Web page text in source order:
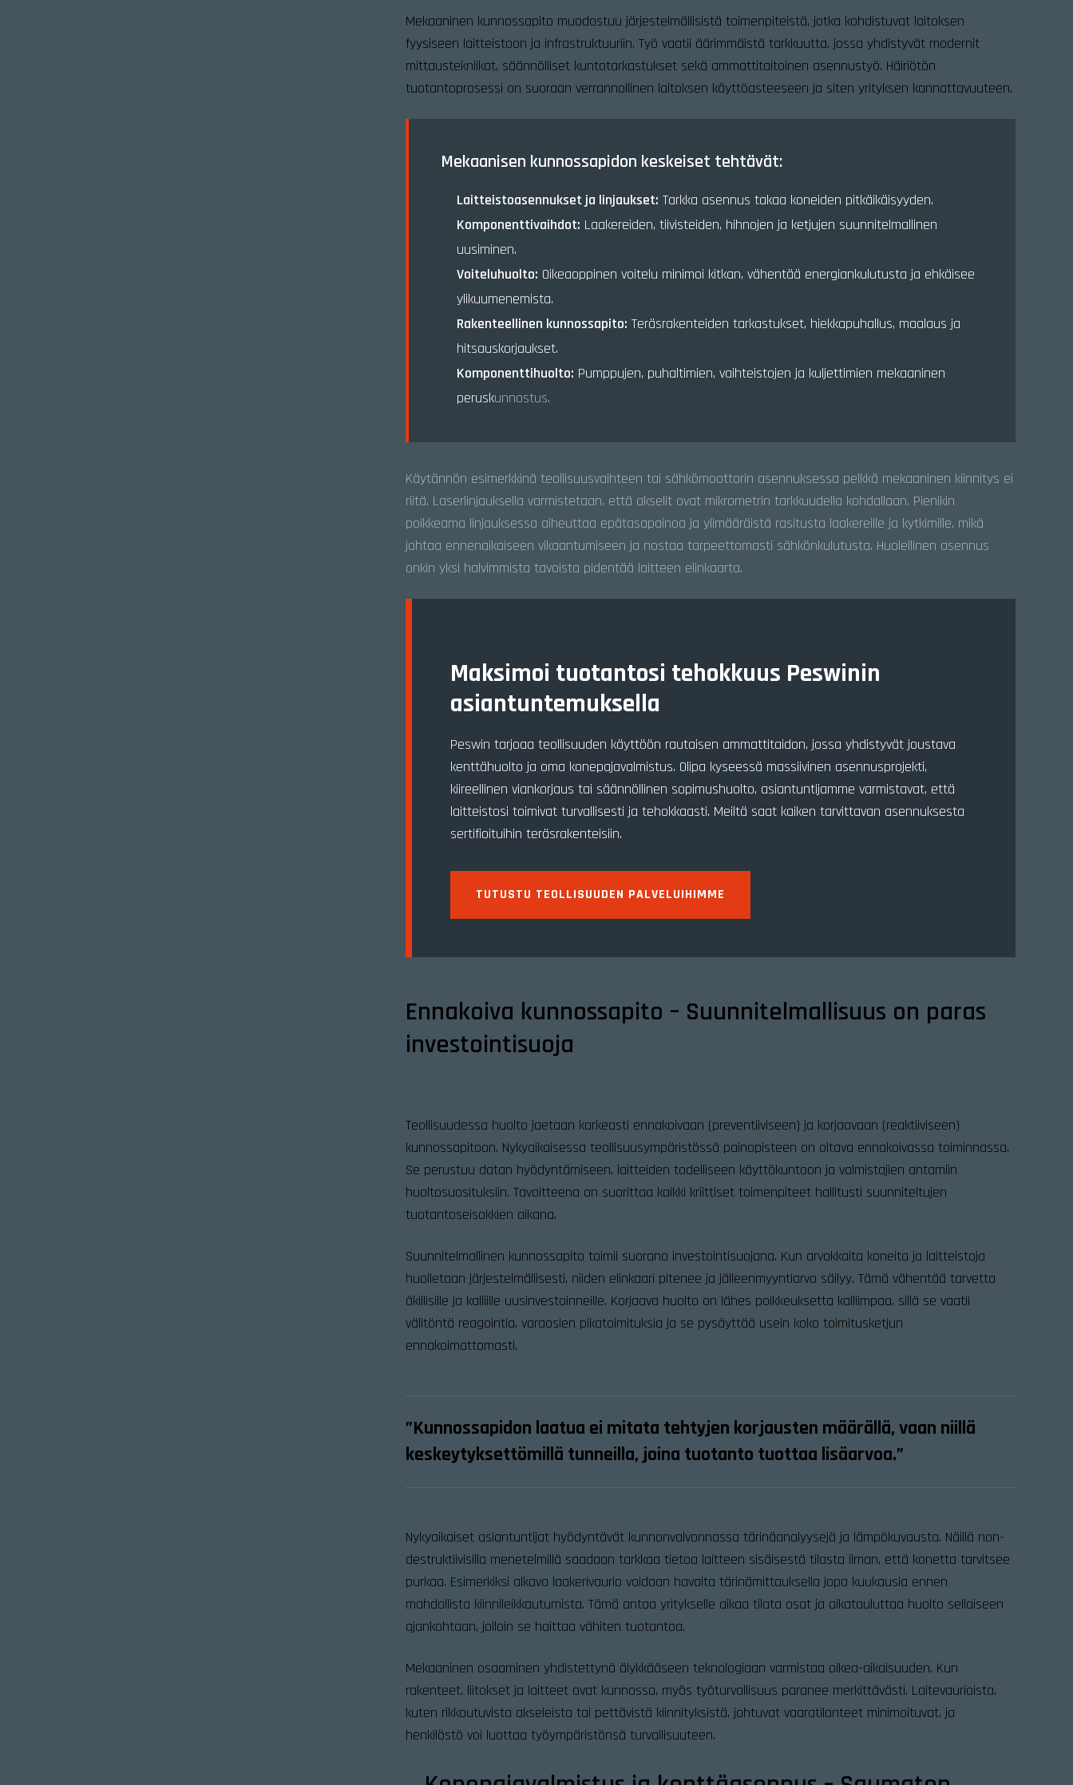
Mekaaninen kunnossapito muodostuu järjestelmällisistä toimenpiteistä, jotka kohdistuvat laitoksen
fyysiseen laitteistoon ja infrastruktuuriin. Työ vaatii äärimmäistä tarkkuutta, jossa yhdistyvät modernit
mittaustekniikat, säännölliset kuntotarkastukset sekä ammattitaitoinen asennustyö. Häiriötön
tuotantoprosessi on suoraan verrannollinen laitoksen käyttöasteeseen ja siten yrityksen kannattavuuteen.
Mekaanisen kunnossapidon keskeiset tehtävät:
Laitteistoasennukset ja linjaukset: Tarkka asennus takaa koneiden pitkäikäisyyden.
Komponenttivaihdot: Laakereiden, tiivisteiden, hihnojen ja ketjujen suunnitelmallinen
uusiminen.
Voiteluhuolto: Oikeaoppinen voitelu minimoi kitkan, vähentää energiankulutusta ja ehkäisee
ylikuumenemista.
Rakenteellinen kunnossapito: Teräsrakenteiden tarkastukset, hiekkapuhallus, maalaus ja
hitsauskorjaukset.
Komponenttihuolto: Pumppujen, puhaltimien, vaihteistojen ja kuljettimien mekaaninen
peruskunnostus.
Käytännön esimerkkinä teollisuusvaihteen tai sähkömoottorin asennuksessa pelkkä mekaaninen kiinnitys ei
riitä. Laserlinjauksella varmistetaan, että akselit ovat mikrometrin tarkkuudella kohdallaan. Pienikin
poikkeama linjauksessa aiheuttaa epätasapainoa ja ylimääräistä rasitusta laakereille ja kytkimille, mikä
johtaa ennenaikaiseen vikaantumiseen ja nostaa tarpeettomasti sähkönkulutusta. Huolellinen asennus
onkin yksi halvimmista tavoista pidentää laitteen elinkaarta.
Maksimoi tuotantosi tehokkuus Peswinin
asiantuntemuksella
Peswin tarjoaa teollisuuden käyttöön rautaisen ammattitaidon, jossa yhdistyvät joustava
kenttähuolto ja oma konepajavalmistus. Olipa kyseessä massiivinen asennusprojekti,
kiireellinen viankorjaus tai säännöllinen sopimushuolto, asiantuntijamme varmistavat, että
laitteistosi toimivat turvallisesti ja tehokkaasti. Meiltä saat kaiken tarvittavan asennuksesta
sertifioituihin teräsrakenteisiin.
TUTUSTU TEOLLISUUDEN PALVELUIHIMME
Ennakoiva kunnossapito – Suunnitelmallisuus on paras
investointisuoja
Teollisuudessa huolto jaetaan karkeasti ennakoivaan (preventiiviseen) ja korjaavaan (reaktiiviseen)
kunnossapitoon. Nykyaikaisessa teollisuusympäristössä painopisteen on oltava ennakoivassa toiminnassa.
Se perustuu datan hyödyntämiseen, laitteiden todelliseen käyttökuntoon ja valmistajien antamiin
huoltosuosituksiin. Tavoitteena on suorittaa kaikki kriittiset toimenpiteet hallitusti suunniteltujen
tuotantoseisokkien aikana.
Suunnitelmallinen kunnossapito toimii suorana investointisuojana. Kun arvokkaita koneita ja laitteistoja
huolletaan järjestelmällisesti, niiden elinkaari pitenee ja jälleenmyyntiarvo säilyy. Tämä vähentää tarvetta
äkillisille ja kalliille uusinvestoinneille. Korjaava huolto on lähes poikkeuksetta kalliimpaa, sillä se vaatii
välitöntä reagointia, varaosien pikatoimituksia ja se pysäyttää usein koko toimitusketjun
ennakoimattomasti.
”Kunnossapidon laatua ei mitata tehtyjen korjausten määrällä, vaan niillä
keskeytyksettömillä tunneilla, joina tuotanto tuottaa lisäarvoa.”
Nykyaikaiset asiantuntijat hyödyntävät kunnonvalvonnassa tärinäanalyysejä ja lämpökuvausta. Näillä non-
destruktiivisilla menetelmillä saadaan tarkkaa tietoa laitteen sisäisestä tilasta ilman, että konetta tarvitsee
purkaa. Esimerkiksi alkava laakerivaurio voidaan havaita tärinämittauksella jopa kuukausia ennen
mahdollista kiinnileikkautumista. Tämä antaa yritykselle aikaa tilata osat ja aikatauluttaa huolto sellaiseen
ajankohtaan, jolloin se haittaa vähiten tuotantoa.
Mekaaninen osaaminen yhdistettynä älykkääseen teknologiaan varmistaa oikea-aikaisuuden. Kun
rakenteet, liitokset ja laitteet ovat kunnossa, myös työturvallisuus paranee merkittävästi. Laitevaurioista,
kuten rikkoutuvista akseleista tai pettävistä kiinnityksistä, johtuvat vaaratilanteet minimoituvat, ja
henkilöstö voi luottaa työympäristönsä turvallisuuteen.